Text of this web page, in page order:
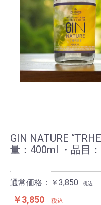
GIN NATURE
量：400ml ・品目
通常価格：￥3,850 税込
￥3,850 税込